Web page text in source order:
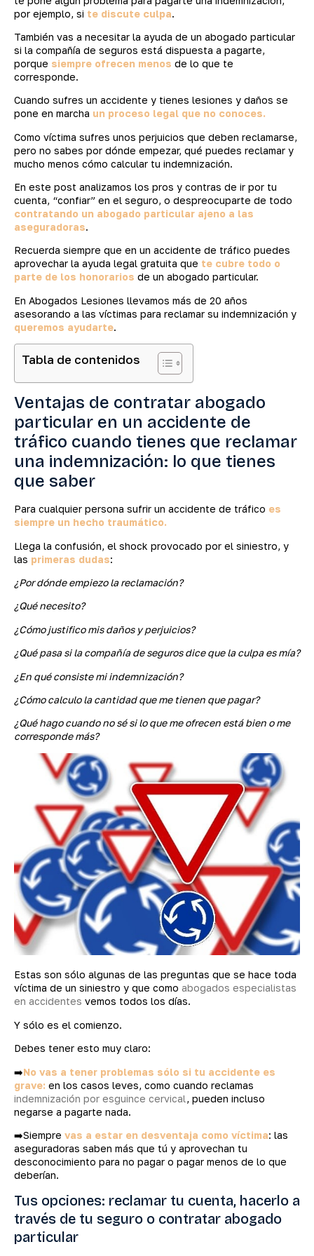
por ejemplo, si te discute culpa.
También vas a necesitar la ayuda de un abogado particular
si la compañía de seguros está dispuesta a pagarte,
porque siempre ofrecen menos de lo que te
corresponde.
Cuando sufres un accidente y tienes lesiones y daños se
pone en marcha un proceso legal que no conoces.
Como víctima sufres unos perjuicios que deben reclamarse,
pero no sabes por dónde empezar, qué puedes reclamar y
mucho menos cómo calcular tu indemnización.
En este post analizamos los pros y contras de ir por tu
cuenta, “confiar” en el seguro, o despreocuparte de todo
contratando un abogado particular ajeno a las
aseguradoras.
Recuerda siempre que en un accidente de tráfico puedes
aprovechar la ayuda legal gratuita que te cubre todo o
parte de los honorarios de un abogado particular.
En Abogados Lesiones llevamos más de 20 años
asesorando a las víctimas para reclamar su indemnización y
queremos ayudarte.
Tabla de contenidos
Ventajas de contratar abogado
particular en un accidente de
tráfico cuando tienes que reclamar
una indemnización: lo que tienes
que saber
Para cualquier persona sufrir un accidente de tráfico es
siempre un hecho traumático.
Llega la confusión, el shock provocado por el siniestro, y
las primeras dudas:
¿Por dónde empiezo la reclamación?
¿Qué necesito?
¿Cómo justifico mis daños y perjuicios?
¿Qué pasa si la compañía de seguros dice que la culpa es mía?
¿En qué consiste mi indemnización?
¿Cómo calculo la cantidad que me tienen que pagar?
¿Qué hago cuando no sé si lo que me ofrecen está bien o me
corresponde más?
Estas son sólo algunas de las preguntas que se hace toda
víctima de un siniestro y que como abogados especialistas
en accidentes vemos todos los días.
Y sólo es el comienzo.
Debes tener esto muy claro:
➡️No vas a tener problemas sólo si tu accidente es
grave: en los casos leves, como cuando reclamas
indemnización por esguince cervical, pueden incluso
negarse a pagarte nada.
➡️Siempre vas a estar en desventaja como víctima: las
aseguradoras saben más que tú y aprovechan tu
desconocimiento para no pagar o pagar menos de lo que
deberían.
Tus opciones: reclamar tu cuenta, hacerlo a
través de tu seguro o contratar abogado
particular